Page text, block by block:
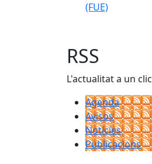
(FUE)
RSS
L'actualitat a un clic
Agenda
Avisos
Notícies
Publicacions